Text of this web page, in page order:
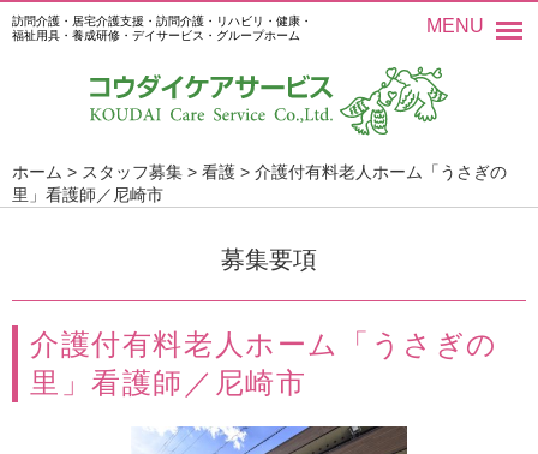
訪問介護・居宅介護支援・訪問介護・リハビリ・健康・
福祉用具・養成研修・デイサービス・グループホーム
MENU
ホーム > スタッフ募集 > 看護 > 介護付有料老人ホーム「うさぎの
里」看護師／尼崎市
募集要項
介護付有料老人ホーム「うさぎの
里」看護師／尼崎市